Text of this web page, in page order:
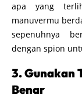
apa yang
manuvermu
sepenuhnya
dengan spion
3. Gunakan
Benar